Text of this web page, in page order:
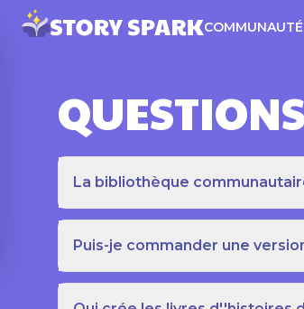
COMMUNAUTÉ
La bibliothèque
Puis-je commander une